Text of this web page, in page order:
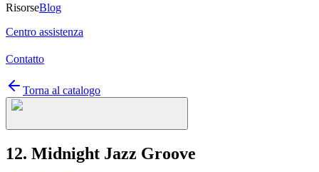
RisorseBlog
Centro assistenza
Contatto
Torna al catalogo
12. Midnight Jazz Groove